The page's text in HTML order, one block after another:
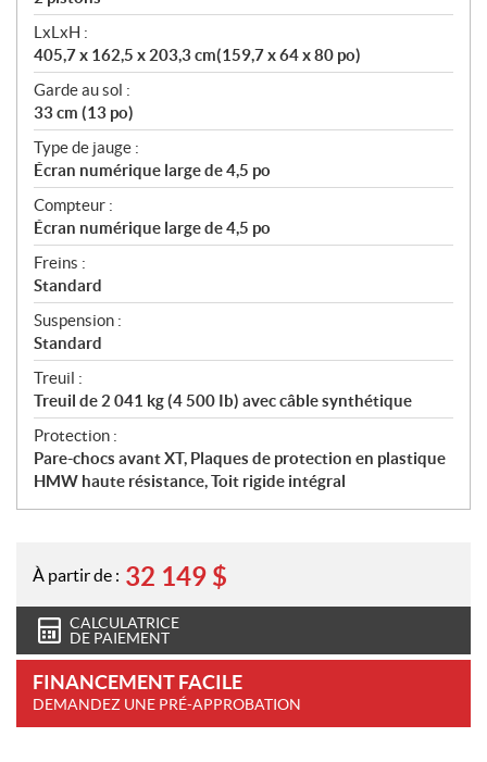
LxLxH :
405,7 x 162,5 x 203,3 cm(159,7 x 64 x 80 po)
Garde au sol :
33 cm (13 po)
Type de jauge :
Écran numérique large de 4,5 po
Compteur :
Écran numérique large de 4,5 po
Freins :
Standard
Suspension :
Standard
Treuil :
Treuil de 2 041 kg (4 500 Ib) avec câble synthétique
Protection :
Pare-chocs avant XT, Plaques de protection en plastique
HMW haute résistance, Toit rigide intégral
À partir de : 32 149 $
CALCULATRICE
DE PAIEMENT
FINANCEMENT FACILE
DEMANDEZ UNE PRÉ-APPROBATION